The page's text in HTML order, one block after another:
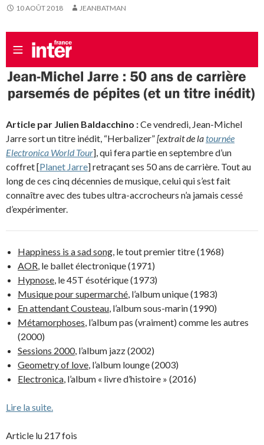
10 AOÛT 2018 JEANBATMAN
Article par Julien Baldacchino :Ce vendredi, Jean-Michel
Jarre sort un titre inédit, “Herbalizer”[extrait de latournée
Electronica World Tour], qui fera partie en septembre d’un
coffret [Planet Jarre] retraçant ses 50 ans de carrière. Tout au
long de ces cinq décennies de musique, celui qui s’est fait
connaître avec des tubes ultra-accrocheurs n’a jamais cessé
d’expérimenter.
Happiness is a sad song , le tout premier titre (1968)
AOR , le ballet électronique (1971)
Hypnose , le 45T ésotérique (1973)
Musique pour supermarché , l’album unique (1983)
En attendant Cousteau , l’album sous-marin (1990)
Métamorphoses , l’album pas (vraiment) comme les autres
(2000)
Sessions 2000, l’album jazz (2002)
Geometry of love , l’album lounge (2003)
Electronica , l’album « livre d’histoire » (2016)
Lire la suite.
Article lu 217 fois